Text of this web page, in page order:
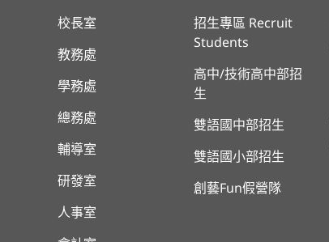
校長室
教務處
學務處
總務處
輔導室
研發室
人事室
招生專區 Recruit
Students
高中/技術高中部招
生
雙語國中部招生
雙語國小部招生
創藝Fun假營隊